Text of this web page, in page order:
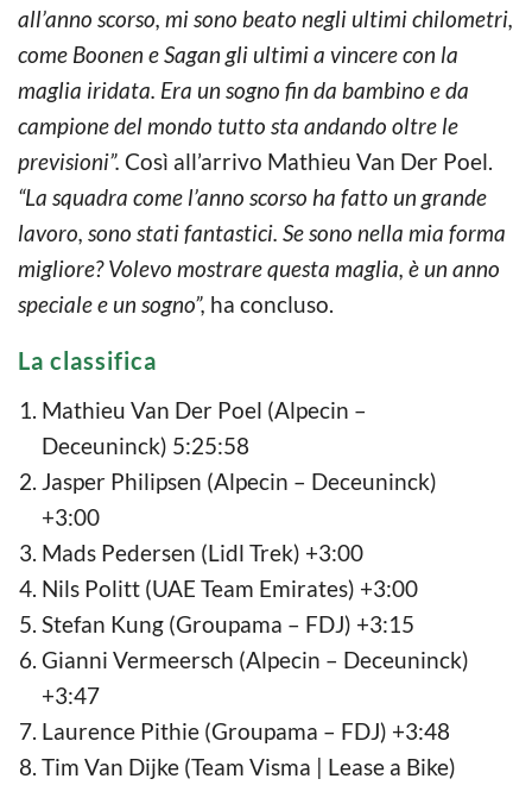
all’anno scorso, mi sono beato negli ultimi chilometri,
come Boonen e Sagan gli ultimi a vincere con la
maglia iridata. Era un sogno fin da bambino e da
campione del mondo tutto sta andando oltre le
previsioni”. Così all’arrivo Mathieu Van Der Poel.
“La squadra come l’anno scorso ha fatto un grande
lavoro, sono stati fantastici. Se sono nella mia forma
migliore? Volevo mostrare questa maglia, è un anno
speciale e un sogno”, ha concluso.
La classifica
Mathieu Van Der Poel (Alpecin –
Deceuninck) 5:25:58
Jasper Philipsen (Alpecin – Deceuninck)
+3:00
Mads Pedersen (Lidl Trek) +3:00
Nils Politt (UAE Team Emirates) +3:00
Stefan Kung (Groupama – FDJ) +3:15
Gianni Vermeersch (Alpecin – Deceuninck)
+3:47
Laurence Pithie (Groupama – FDJ) +3:48
Tim Van Dijke (Team Visma | Lease a Bike)